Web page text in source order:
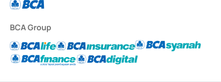
BCA Group